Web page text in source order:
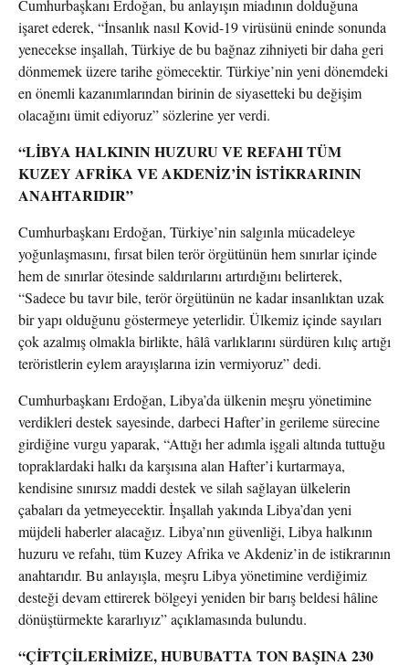
Cumhurbaşkanı Erdoğan, bu anlayışın miadının dolduğuna
işaret ederek, “İnsanlık nasıl Kovid-19 virüsünü eninde sonunda
yenecekse inşallah, Türkiye de bu bağnaz zihniyeti bir daha geri
dönmemek üzere tarihe gömecektir. Türkiye’nin yeni dönemdeki
en önemli kazanımlarından birinin de siyasetteki bu değişim
olacağını ümit ediyoruz” sözlerine yer verdi.
“LİBYA HALKININ HUZURU VE REFAHI TÜM
KUZEY AFRİKA VE AKDENİZ’İN İSTİKRARININ
ANAHTARIDIR”
Cumhurbaşkanı Erdoğan, Türkiye’nin salgınla mücadeleye
yoğunlaşmasını, fırsat bilen terör örgütünün hem sınırlar içinde
hem de sınırlar ötesinde saldırılarını artırdığını belirterek,
“Sadece bu tavır bile, terör örgütünün ne kadar insanlıktan uzak
bir yapı olduğunu göstermeye yeterlidir. Ülkemiz içinde sayıları
çok azalmış olmakla birlikte, hâlâ varlıklarını sürdüren kılıç artığı
teröristlerin eylem arayışlarına izin vermiyoruz” dedi.
Cumhurbaşkanı Erdoğan, Libya’da ülkenin meşru yönetimine
verdikleri destek sayesinde, darbeci Hafter’in gerileme sürecine
girdiğine vurgu yaparak, “Attığı her adımla işgali altında tuttuğu
topraklardaki halkı da karşısına alan Hafter’i kurtarmaya,
kendisine sınırsız maddi destek ve silah sağlayan ülkelerin
çabaları da yetmeyecektir. İnşallah yakında Libya’dan yeni
müjdeli haberler alacağız. Libya’nın güvenliği, Libya halkının
huzuru ve refahı, tüm Kuzey Afrika ve Akdeniz’in de istikrarının
anahtarıdır. Bu anlayışla, meşru Libya yönetimine verdiğimiz
desteği devam ettirerek bölgeyi yeniden bir barış beldesi hâline
dönüştürmekte kararlıyız” açıklamasında bulundu.
“ÇİFTÇİLERİMİZE, HUBUBATTA TON BAŞINA 230